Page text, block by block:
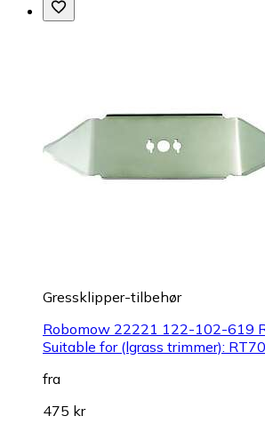
Gressklipper-tilbehør
Robomow 22221 122-102-619
Suitable for (lgrass trimmer):
fra
475 kr